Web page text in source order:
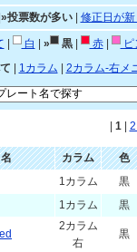
»投票数が多い| 修正日が
白 » 黒| 赤| ピ
1カラム 2カラム-右メ
1 2
カラム 色
1カラム 黒
1カラム 黒
2カラム
右
黒